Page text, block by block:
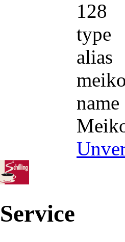
128
type
alias
meiko
name
Service